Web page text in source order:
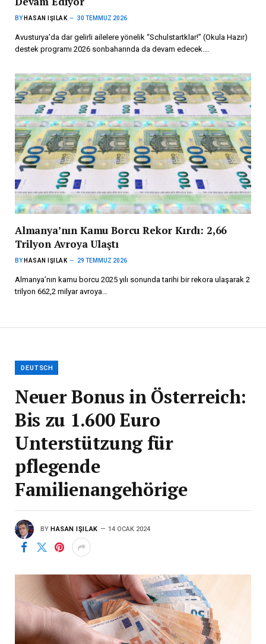
BY HASAN IŞILAK 30 TEMMUZ 2026
Avusturya’da dar gelirli ailelere yönelik “Schulstartklar!” (Okula Hazır)
destek programı 2026 sonbaharında da devam edecek.…
Almanya’nın Kamu Borcu Rekor Kırdı: 2,66
Trilyon Avroya Ulaştı
BY HASAN IŞILAK 29 TEMMUZ 2026
Almanya’nın kamu borcu 2025 yılı sonunda tarihi bir rekora ulaşarak 2
trilyon 662,2 milyar avroya…
DEUTSCH
Neuer Bonus in Österreich:
Bis zu 1.600 Euro
Unterstützung für
pflegende
Familienangehörige
BY HASAN IŞILAK 14 OCAK 2024